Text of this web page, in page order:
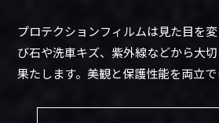
プロテクションフィルムは見た目を
び石や洗車キズ、紫外線などから大
果たします。美観と保護性能を両立で